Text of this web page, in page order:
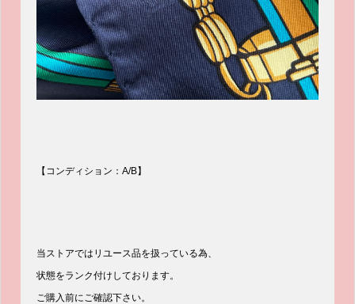
【コンディション：A/B】
当ストアではリユース品を扱っている為、
状態をランク付けしております。
ご購入前にご確認下さい。